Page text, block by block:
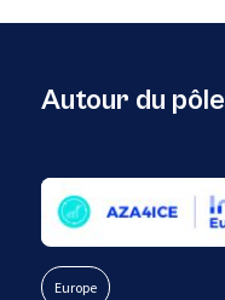
Autour du pôle
Europe